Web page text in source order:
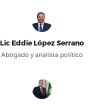
Lic Eddie López Serrano
Abogado y analista político